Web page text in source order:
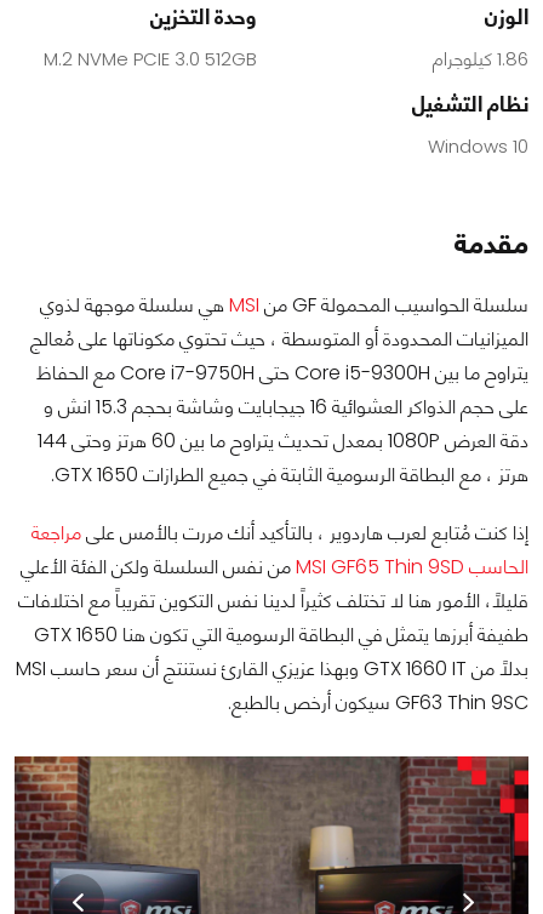
الوزن
1.86 كيلوجرام
وحدة التخزين
M.2 NVMe PCIE 3.0 512GB
نظام التشغيل
Windows 10
مقدمة
سلسلة الحواسيب المحمولة GF من MSIهي سلسلة موجهة لذوي
الميزانيات المحدودة أو المتوسطة ، حيث تحتوي مكوناتها على مُعالج
يتراوح ما بين Core i5-9300H حتى Core i7-9750H مع الحفاظ
على حجم الذواكر العشوائية 16 جيجابايت وشاشة بحجم 15.3 انش و
دقة العرض 1080P بمعدل تحديث يتراوح ما بين 60 هرتز وحتى 144
هرتز ، مع البطاقة الرسومية الثابتة في جميع الطرازات GTX 1650.
إذا كنت مُتابع لعرب هاردوير ، بالتأكيد أنك مررت بالأمس علىمراجعة
الحاسب MSI GF65 Thin 9SD
من نفس السلسلة ولكن الفئة الأعلي
قليلاً، الأمور هنا لا تختلف كثيراً لدينا نفس التكوين تقريباً مع اختلافات
طفيفة أبرزها يتمثل في البطاقة الرسومية التي تكون هنا GTX 1650
بدلاً من GTX 1660 IT وبهذا عزيزي القارئ نستنتج أن سعر حاسب MSI
GF63 Thin 9SC سيكون أرخص بالطبع.